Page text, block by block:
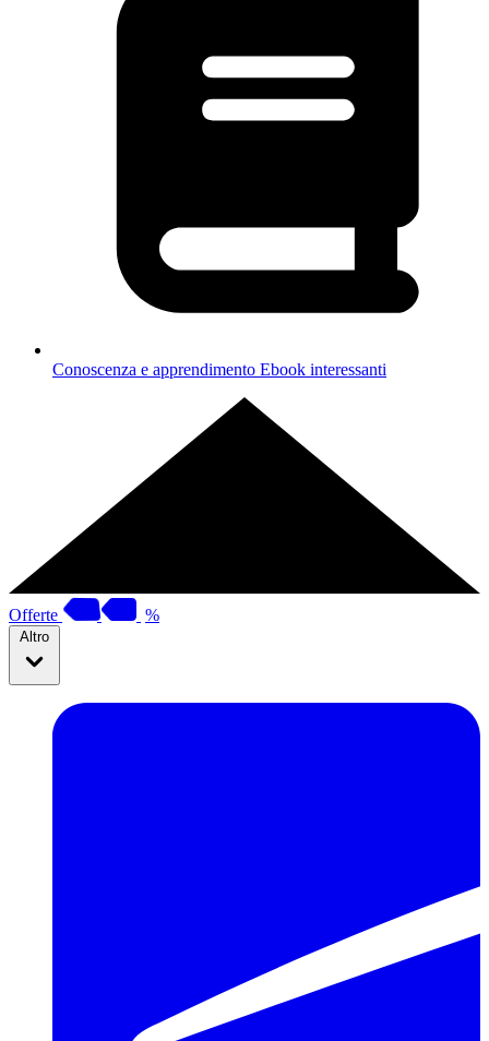
Conoscenza e apprendimento Ebook interessanti
Offerte %
Altro